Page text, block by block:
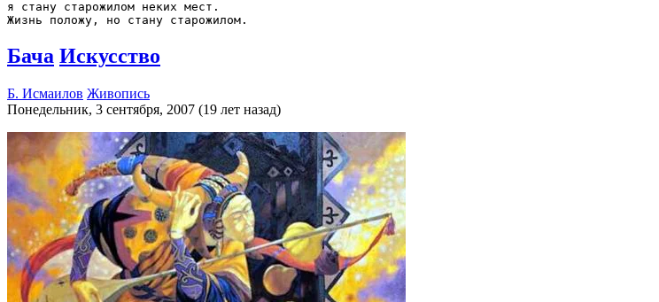
я стану старожилом неких мест.
Бача Искусство
Б. Исмаилов Живопись
Понедельник, 3 сентября, 2007 (19 лет назад)